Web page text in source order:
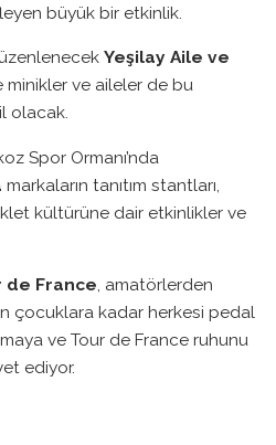
büyük bir etkinlik.
Yeşilay Aile ve
minikler ve aileler de bu
olacak.
Spor Ormanı’nda
markaların tanıtım stantları,
kültürüne dair etkinlikler ve
de France, amatörlerden
çocuklara kadar herkesi pedal
ve Tour de France ruhunu
ediyor.